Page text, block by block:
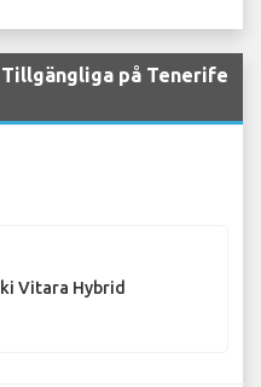
på Tenerife
Vitara Hybrid